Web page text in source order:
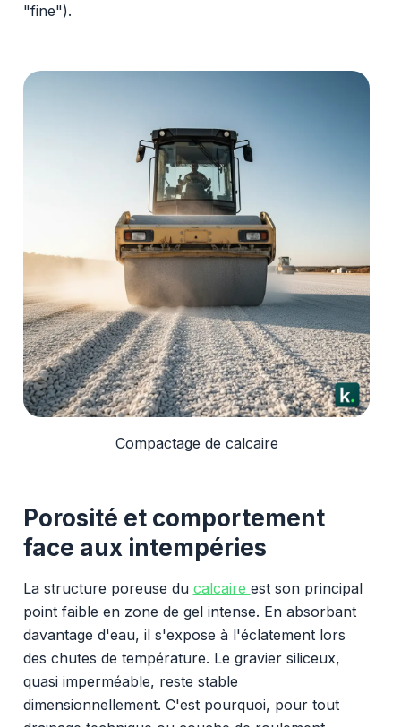
"fine").
Compactage de calcaire
Porosité et comportement
face aux intempéries
La structure poreuse du calcaire est son principal
point faible en zone de gel intense. En absorbant
davantage d'eau, il s'expose à l'éclatement lors
des chutes de température. Le gravier siliceux,
quasi imperméable, reste stable
dimensionnellement. C'est pourquoi, pour tout